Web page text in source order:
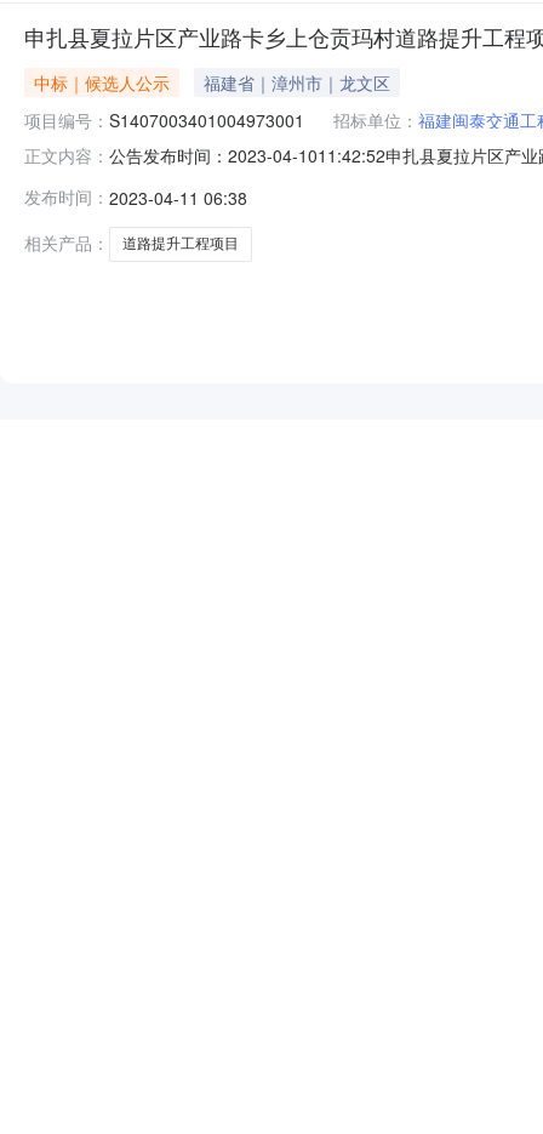
申扎县夏拉片区产业路卡乡上仓贡玛村道路提升工程
中标｜候选人公示
福建省｜漳州市｜龙文区
项目编号： S1407003401004973001 招标单位： 福建闽泰交通工
正文内容： 公告发布时间：2023-04-1011:42:52申扎县夏拉片区产
扎县夏拉片区产业路卡乡上仓贡玛村道路提升工程项目
发布时间： 2023-04-11 06:38
相关产品：
道路提升工程项目